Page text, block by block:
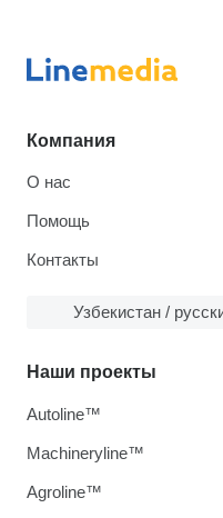
Компания
О нас
Помощь
Контакты
Узбекистан /
Наши проекты
Autoline™
Machineryline™
Agroline™